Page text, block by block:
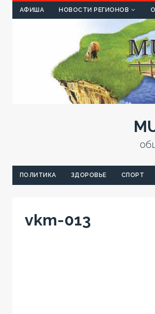
АФИША НОВОСТИ РЕГИОНОВ
ПОЛИТИКА ЗДОРОВЬЕ СПОРТ
vkm-013